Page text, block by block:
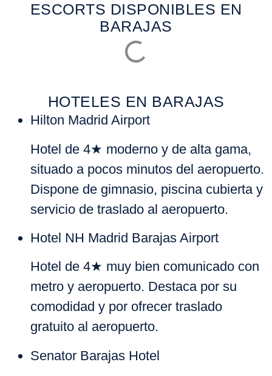
ESCORTS DISPONIBLES EN
BARAJAS
HOTELES EN BARAJAS
Hilton Madrid Airport
Hotel de 4★ moderno y de alta gama,
situado a pocos minutos del aeropuerto.
Dispone de gimnasio, piscina cubierta y
servicio de traslado al aeropuerto.
Hotel NH Madrid Barajas Airport
Hotel de 4★ muy bien comunicado con
metro y aeropuerto. Destaca por su
comodidad y por ofrecer traslado
gratuito al aeropuerto.
Senator Barajas Hotel